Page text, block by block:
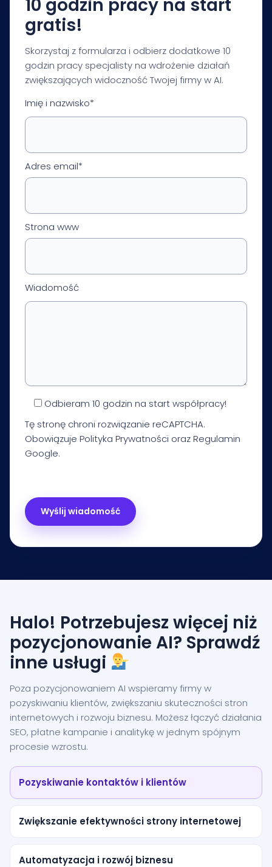
10 godzin pracy na start
gratis!
Skorzystaj z formularza i odbierz dodatkowe 10
godzin pracy specjalisty na wdrożenie działań
zwiększających widoczność Twojej firmy w AI.
Imię i nazwisko*
Adres email*
Strona www
Wiadomość
Odbieram 10 godzin na start współpracy!
Tę stronę chroni rozwiązanie reCAPTCHA.
Obowiązuje Polityka Prywatności orazRegulamin
Google.
Halo! Potrzebujesz więcej niż
pozycjonowanie AI? Sprawdź
inne usługi
Poza pozycjonowaniem AI wspieramy firmy w
pozyskiwaniu klientów, zwiększaniu skuteczności stron
internetowych i rozwoju biznesu. Możesz łączyć działania
SEO, płatne kampanie i analitykę w jednym spójnym
procesie wzrostu.
Pozyskiwanie kontaktów i klientów
Zwiększanie efektywności strony internetowej
Automatyzacja i rozwój biznesu